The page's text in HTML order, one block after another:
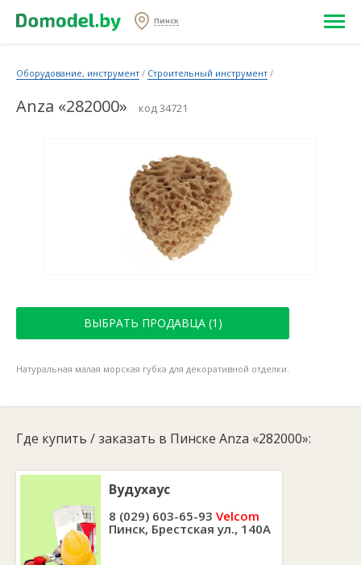
Пинск
Оборудование, инструмент / Строительный инструмент /
Anza «282000» код 34721
ВЫБРАТЬ ПРОДАВЦА (1)
Натуральная малая морская губка для декоративной отделки.
Где купить / заказать в Пинске Anza «282000»:
Вудухаус
8 (029) 603-65-93 Velcom
Пинск, Брестская ул., 140А